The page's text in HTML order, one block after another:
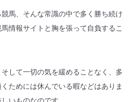
馬、そんな常識の中で多く勝ち続け
情報サイトと胸を張って自負するこ
して一切の気を緩めることなく、多
ためには休んでいる暇などはありま
いものなのです。